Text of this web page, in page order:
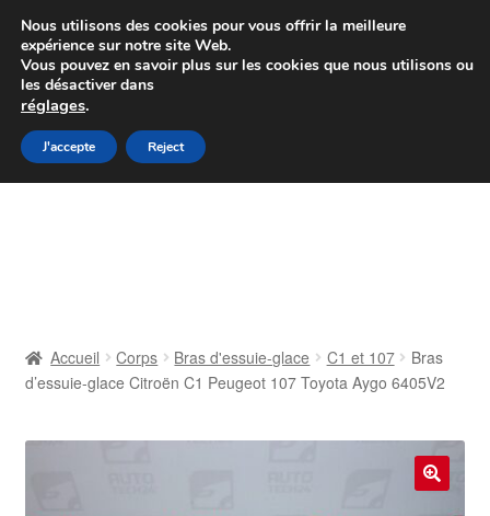
Colissimo livraison à partir de 7 EUR
Du lundi au vendredi de 9 h à 16 h
Aller
à
Aller
au
Contact
Livraison
Accueil Corps Bras d'essuie-glace C1 et 107
Bras
d’essuie-glace Citroën C1 Peugeot 107 Toyota Aygo 6405V2
Nous utilisons des cookies pour vous offrir la meilleure
expérience sur notre site Web.
Vous pouvez en savoir plus sur les cookies que nous utilisons ou
les désactiver dans
réglages.
J'accepte Reject